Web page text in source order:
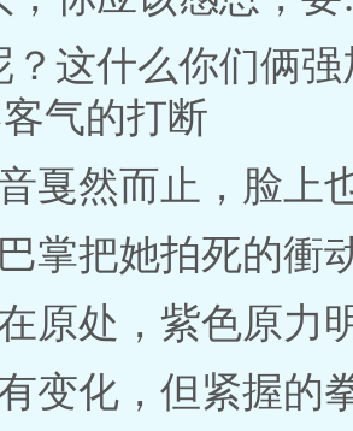
？这什么你们俩
气的打断
戛然而止，脸上
掌把她拍死的衝
原处，紫色原力
变化，但紧握的